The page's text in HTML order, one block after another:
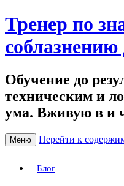
Тренер по
Обучение до
техническим и
ума. Вживую в и
Меню Перейти к
Блог